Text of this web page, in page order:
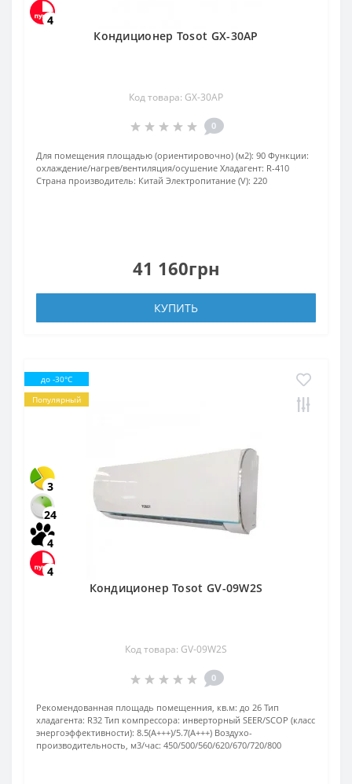
4
Кондиционер Tosot GX-30AP
Код товара: GX-30AP
0
Для помещения площадью (ориентировочно) (м2): 90 Функции:
охлаждение/нагрев/вентиляция/осушение Хладагент: R-410
Страна производитель: Китай Электропитание (V): 220
41 160грн
КУПИТЬ
до -30°C
Популярный
3
24
4
4
Кондиционер Tosot GV-09W2S
Код товара: GV-09W2S
0
Рекомендованная площадь помещенния, кв.м: до 26 Тип
хладагента: R32 Тип компрессора: инверторный SEER/SCOP (класс
энергоэффективности): 8.5(А+++)/5.7(А+++) Воздухо-
производительность, м3/час: 450/500/560/620/670/720/800